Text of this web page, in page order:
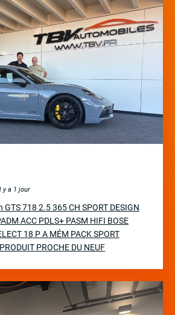
y a 1 jour
GTS 718 2.5 365 CH SPORT DESIGN
ACC PDLS+ PASM HIFI BOSE
18 P A MÉM PACK SPORT
PROCHE DU NEUF